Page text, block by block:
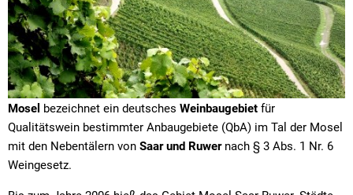
Mosel bezeichnet ein deutsches Weinbaugebiet für
Qualitätswein bestimmter Anbaugebiete (QbA) im Tal der Mosel
mit den Nebentälern von Saar und Ruwernach § 3 Abs. 1 Nr. 6
Weingesetz.